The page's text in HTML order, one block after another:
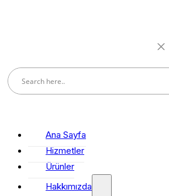
Ana Sayfa
Hizmetler
Ürünler
Hakkımızda